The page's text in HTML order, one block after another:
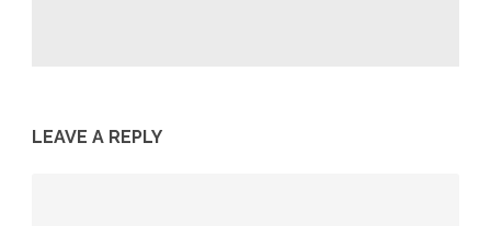
LEAVE A REPLY